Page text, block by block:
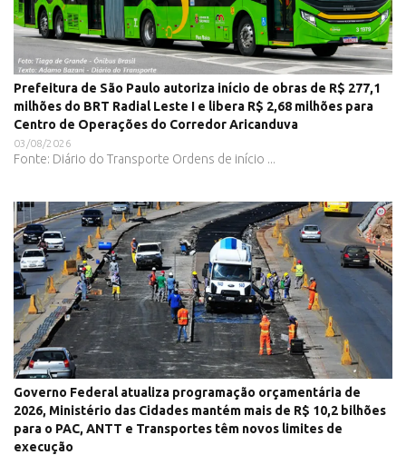
Prefeitura de São Paulo autoriza início de obras de R$ 277,1
milhões do BRT Radial Leste I e libera R$ 2,68 milhões para
Centro de Operações do Corredor Aricanduva
03/08/2026
Fonte: Diário do Transporte Ordens de início ...
Governo Federal atualiza programação orçamentária de
2026, Ministério das Cidades mantém mais de R$ 10,2 bilhões
para o PAC, ANTT e Transportes têm novos limites de
execução